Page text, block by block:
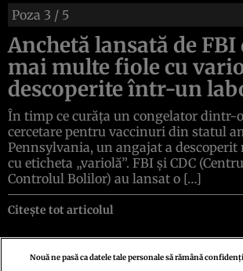
Poza 3 / 5
Anchetă lansată de FBI
mai multe fiole cu
descoperite într-un
În timp ce curăța un congelator dintr-
cercetare pentru vaccinuri din statul
Pennsylvania, un angajat a descoperit
cu eticheta „variolă”. FBI și CDC
Controlul Bolilor) au lansat o […]
Citește tot articolul
Nouă ne pasă ca datele tale personale să rămână